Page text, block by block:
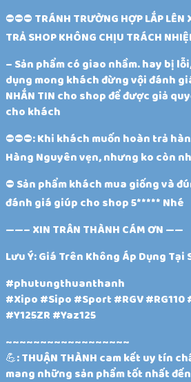
⛔️⛔️⛔️ TRÁNH TRƯỜNG HỢP LẮP LÊN
TRẢ SHOP KHÔNG CHỊU TRÁCH
– Sản phẩm có giao nhầm. hay bị
dụng mong khách đừng vội đánh
NHẮN TIN cho shop để được giả
cho khách
⛔️⛔️⛔️: Khi khách muốn hoàn trả
Hàng Nguyên vẹn, nhưng ko còn
⛔️ Sản phẩm khách mua giống và
đánh giá giúp cho shop 5***** Nhé
——– XIN TRÂN THÀNH CÁM ƠN ——
Lưu Ý: Giá Trên Không Áp Dụng Tại
#phutungthuanthanh
#Xipo #Sipo #Sport #RGV #RG110
#Y125ZR #Yaz125
~~~~~~~~~~~~~~~~~~
💪: THUẬN THÀNH cam kết uy tín
mang những sản phẩm tốt nhất